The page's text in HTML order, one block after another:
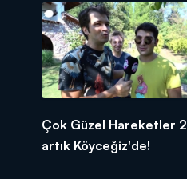
Çok Güzel Hareketler 2
artık Köyceğiz'de!